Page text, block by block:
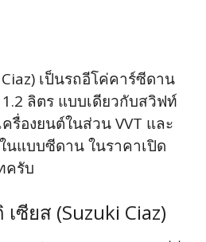
เป็นรถอีโค่คาร์ซีดาน
ลิตร แบบเดียวกับสวิฟท์
รื่องยนต์ในส่วน VVT และ
นแบบซีดาน ในราคาเปิด
ครับ
ซียส (Suzuki Ciaz)